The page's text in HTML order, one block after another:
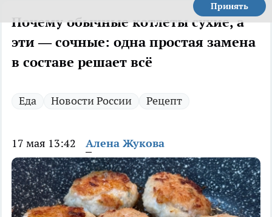
Принять
Почему обычные котлеты сухие, а
эти — сочные: одна простая замена
в составе решает всё
Еда Новости России Рецепт
17 мая 13:42 Алена Жукова